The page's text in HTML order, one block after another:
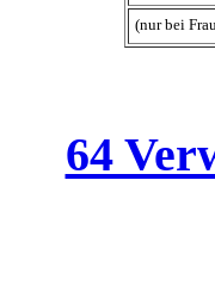
(nur bei
64